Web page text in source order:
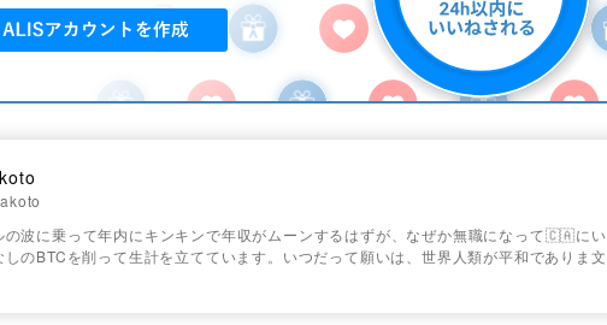
の波に乗って年内にキンキンで年収がムーンするはずが、なぜか無職になって🇨🇦にい
しのBTCを削って生計を立てています。いつだって願いは、世界人類が平和でありま文